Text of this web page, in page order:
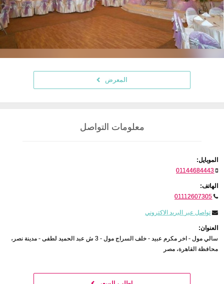
المعرض
معلومات التواصل
الموبايل:
01144684443
الهاتف:
01112607305
تواصل عبر البريد الاكتروني
العنوان:
سالي مول - اخر مكرم عبيد - خلف السراج مول - 3 ش عبد الحميد لطفى - مدينة نصر،
محافظة القاهرة، مصر